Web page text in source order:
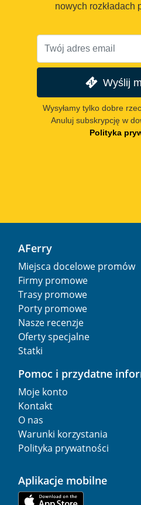
nowych rozkładach
Wyślij
Wysyłamy tylko dobre
Anuluj subskrypcję w
Polityka
AFerry
Miejsca docelowe promów
Firmy promowe
Trasy promowe
Porty promowe
Nasze recenzje
Oferty specjalne
Statki
Pomoc i przydatne
Moje konto
Kontakt
O nas
Warunki korzystania
Polityka prywatności
Aplikacje mobilne